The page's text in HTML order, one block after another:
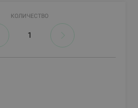
КОЛИЧЕСТВО